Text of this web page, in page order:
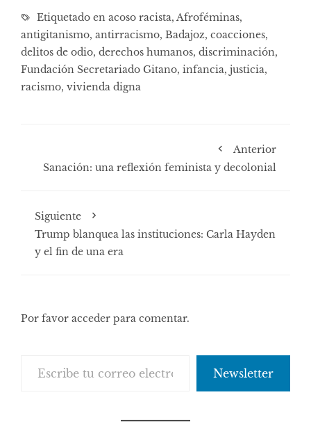
Etiquetado en acoso racista, Afroféminas,
antigitanismo, antirracismo, Badajoz, coacciones,
delitos de odio, derechos humanos, discriminación,
Fundación Secretariado Gitano, infancia, justicia,
racismo, vivienda digna
Anterior
Sanación: una reflexión feminista y decolonial
Siguiente
Trump blanquea las instituciones: Carla Hayden
y el fin de una era
Por favor acceder para comentar.
Newsletter